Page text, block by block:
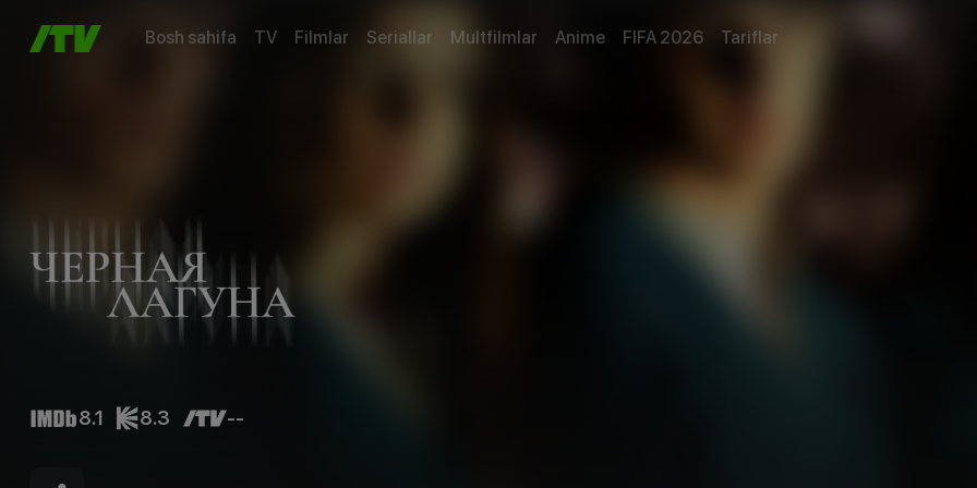
Bosh sahifa TV Filmlar Seriallar Multfilmlar Anime FIFA 2026 Tariflar
8.1 8.3 --